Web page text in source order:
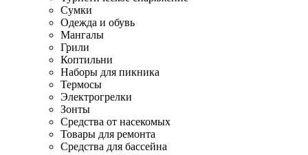
Сумки
Одежда и обувь
Мангалы
Грили
Коптильни
Наборы для пикника
Термосы
Электрогрелки
Зонты
Средства от насекомых
Товары для ремонта
Средства для бассейна